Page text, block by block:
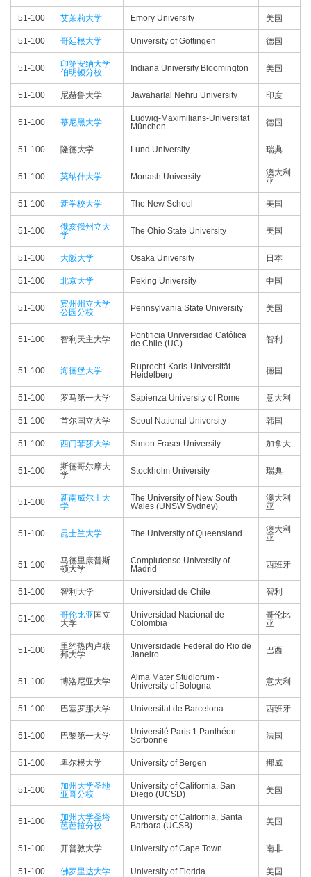
51-100 艾茉莉大学 Emory University 美国
51-100 哥廷根大学 University of Göttingen 德国
51-100
印第安纳大学
伯明顿分校
Indiana University Bloomington 美国
51-100 尼赫鲁大学 Jawaharlal Nehru University 印度
51-100 慕尼黑大学
Ludwig-Maximilians-Universität
München
德国
51-100 隆德大学 Lund University 瑞典
51-100 莫纳什大学 Monash University
澳大利
亚
51-100 新学校大学 The New School 美国
51-100
俄亥俄州立大
学
The Ohio State University 美国
51-100 大阪大学 Osaka University 日本
51-100 北京大学 Peking University 中国
51-100
宾州州立大学
公园分校
Pennsylvania State University 美国
51-100 智利天主大学
Pontificia Universidad Católica
de Chile (UC)
智利
51-100 海德堡大学
Ruprecht-Karls-Universität
Heidelberg
德国
51-100 罗马第一大学 Sapienza University of Rome 意大利
51-100 首尔国立大学 Seoul National University 韩国
51-100 西门菲莎大学 Simon Fraser University 加拿大
51-100
斯德哥尔摩大
学
Stockholm University 瑞典
51-100
新南威尔士大
学
The University of New South
Wales (UNSW Sydney)
澳大利
亚
51-100 昆士兰大学 The University of Queensland
澳大利
亚
51-100
马德里康普斯
顿大学
Complutense University of
Madrid
西班牙
51-100 智利大学 Universidad de Chile 智利
51-100 哥伦比亚 国立
大学
Universidad Nacional de
Colombia
哥伦比
亚
51-100
里约热内卢联
邦大学
Universidade Federal do Rio de
Janeiro
巴西
51-100 博洛尼亚大学
Alma Mater Studiorum -
University of Bologna
意大利
51-100 巴塞罗那大学 Universitat de Barcelona 西班牙
51-100 巴黎第一大学
Université Paris 1 Panthéon-
Sorbonne
法国
51-100 卑尔根大学 University of Bergen 挪威
51-100
加州大学圣地
亚哥分校
University of California, San
Diego (UCSD)
美国
51-100
加州大学圣塔
芭芭拉分校
University of California, Santa
Barbara (UCSB)
美国
51-100 开普敦大学 University of Cape Town 南非
51-100 佛罗里达大学 University of Florida 美国